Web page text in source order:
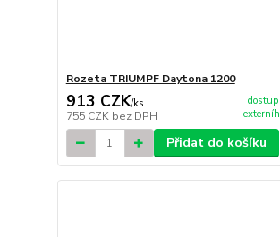
Rozeta TRIUMPF Daytona 1200
913 CZK/ks
755 CZK bez DPH
Přidat do košíku